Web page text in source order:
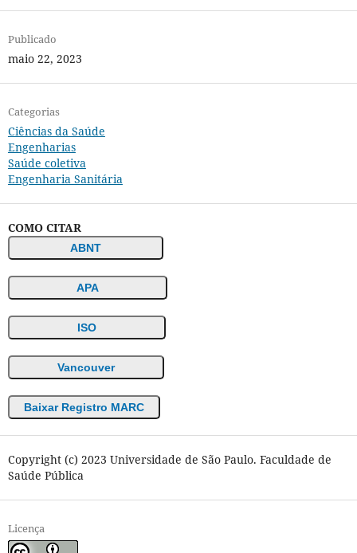
Publicado
maio 22, 2023
Categorias
Ciências da Saúde
Engenharias
Saúde coletiva
Engenharia Sanitária
COMO CITAR
ABNT
APA
ISO
Vancouver
Baixar Registro MARC
Copyright (c) 2023 Universidade de São Paulo. Faculdade de
Saúde Pública
Licença